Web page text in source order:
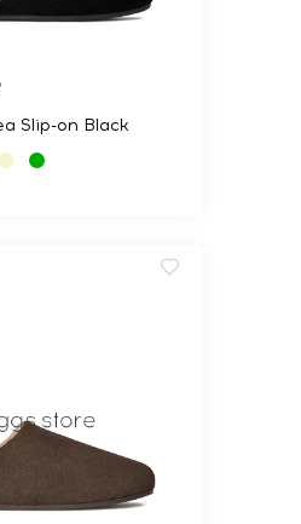
Slip-on Black